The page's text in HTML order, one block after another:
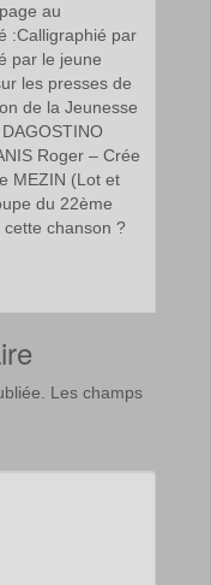
au
:Calligraphié par
par le jeune
les presses de
de la Jeunesse
Roger – Crée
MEZIN (Lot et
du 22ème
chanson ?
Les champs